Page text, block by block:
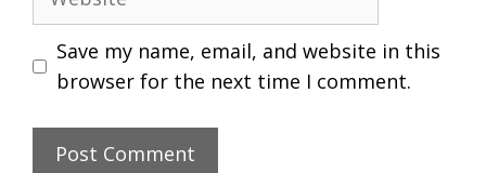
Save my name, email, and website in this
browser for the next time I comment.